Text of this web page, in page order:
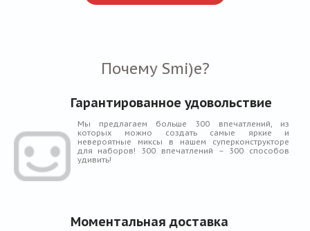
Почему Smi)e?
Гарантированное удовольствие
Мы предлагаем больше 300 впечатлений, из
которых можно создать самые яркие и
невероятные миксы в нашем суперконструкторе
для наборов! 300 впечатлений – 300 способов
удивить!
Моментальная доставка